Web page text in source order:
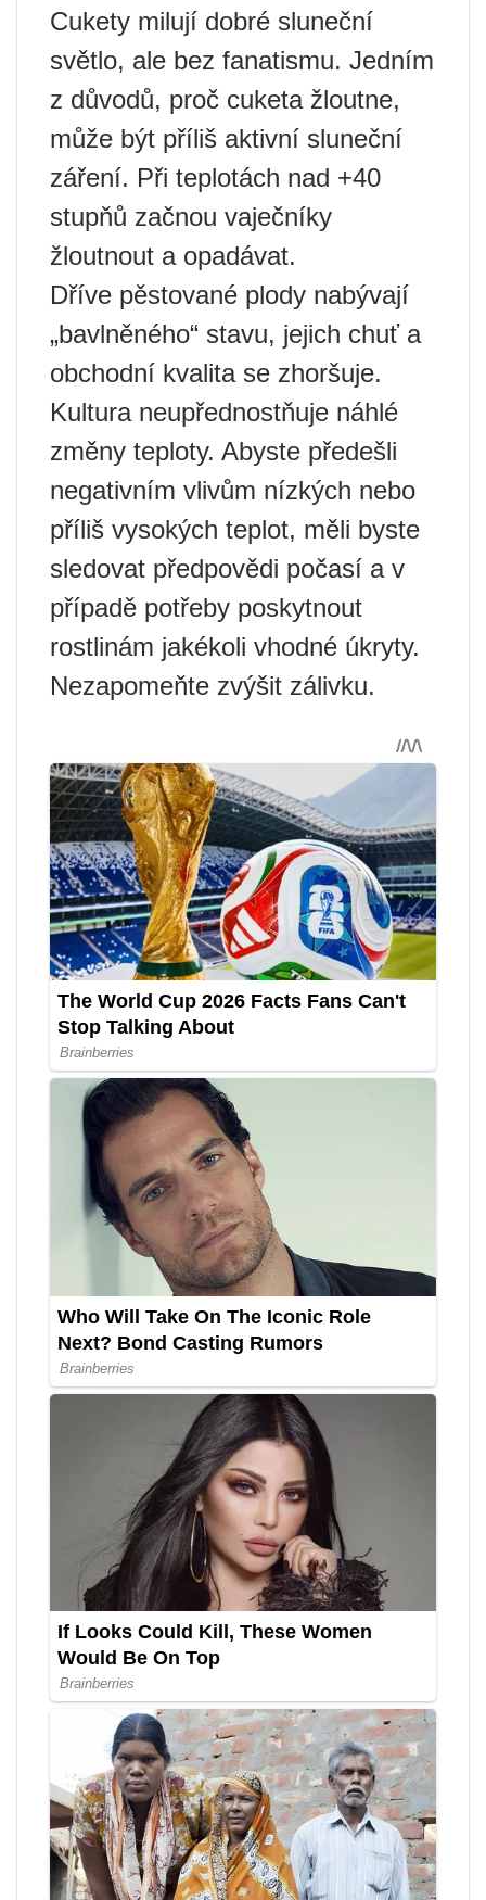
Cukety milují dobré sluneční
světlo, ale bez fanatismu. Jedním
z důvodů, proč cuketa žloutne,
může být příliš aktivní sluneční
záření. Při teplotách nad +40
stupňů začnou vaječníky
žloutnout a opadávat.
Dříve pěstované plody nabývají
„bavlněného“ stavu, jejich chuť a
obchodní kvalita se zhoršuje.
Kultura neupřednostňuje náhlé
změny teploty. Abyste předešli
negativním vlivům nízkých nebo
příliš vysokých teplot, měli byste
sledovat předpovědi počasí a v
případě potřeby poskytnout
rostlinám jakékoli vhodné úkryty.
Nezapomeňte zvýšit zálivku.